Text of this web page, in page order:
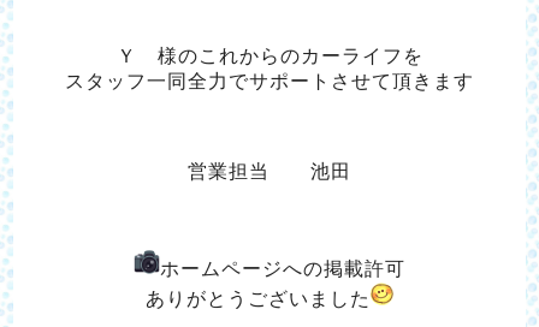
Ｙ 様のこれからのカーライフを
スタッフ一同全力でサポートさせて頂きます
営業担当 池田
ホームペー ジへの掲載許可
ありがとうございました